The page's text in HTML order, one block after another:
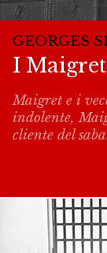
GEORGES
I Maigret
Maigret e i
indolente,
cliente del